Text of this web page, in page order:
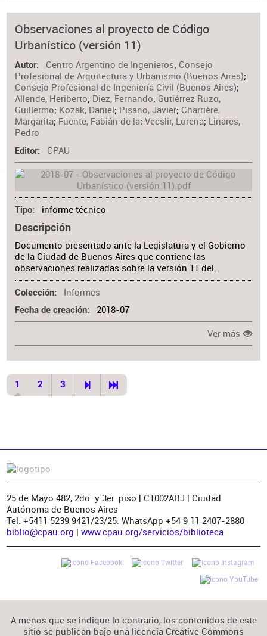
Observaciones al proyecto de Código
Urbanístico (versión 11)
Autor Centro Argentino de Ingenieros; Consejo
Profesional de Arquitectura y Urbanismo (Buenos Aires);
Consejo Profesional de Ingeniería Civil (Buenos Aires);
Allende, Heriberto; Diez, Fernando; Gutiérrez Ruzo,
Guillermo; Kozak, Daniel; Pisano, Javier; Charrière,
Margarita; Fuente, Fabián de la;Vecslir, Lorena; Linares,
Pedro
Editor CPAU
Tipo informe técnico
Descripción
Documento presentado ante la Legislatura y el Gobierno
de la Ciudad de Buenos Aires que contiene las
observaciones realizadas sobre la versión 11 del…
Colección Informes
Fecha de creación 2018-07
Ver más
1 2 3
25 de Mayo 482, 2do. y 3er. piso | C1002ABJ | Ciudad
Autónoma de Buenos Aires
Tel: +5411 5239 9421/23/25. WhatsApp +54 9 11 2407-2880
biblio@cpau.org | www.cpau.org/servicios/biblioteca
A menos que se indique lo contrario, los contenidos de este
sitio se publican bajo una licencia Creative Commons